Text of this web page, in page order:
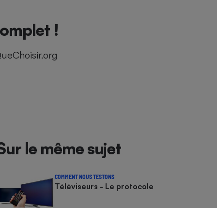
!
le même sujet
COMMENT NOUS TESTONS
Téléviseurs - Le protocole